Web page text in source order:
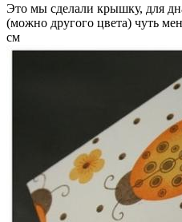
Это мы сделали крышку, для
(можно другого цвета) чуть
см